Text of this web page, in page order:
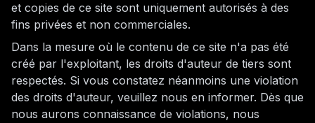
et copies de ce site sont uniquement autorisés à des
fins privées et non commerciales.
Dans la mesure où le contenu de ce site n'a pas été
créé par l'exploitant, les droits d'auteur de tiers sont
respectés. Si vous constatez néanmoins une violation
des droits d'auteur, veuillez nous en informer. Dès que
nous aurons connaissance de violations, nous